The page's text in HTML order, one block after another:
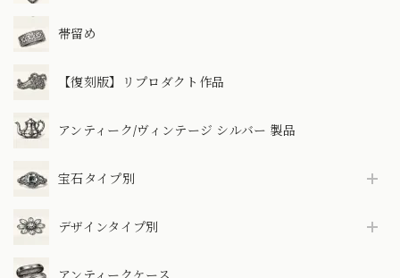
帯留め
【復刻版】リプロダクト作品
アンティーク/ヴィンテージ シルバー 製品
宝石タイプ別
デザインタイプ別